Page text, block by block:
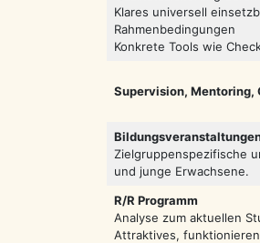
Klares universell
Rahmenbedingungen
Konkrete Tools wie
Supervision, Mentoring,
Zielgruppenspezifische
und junge Erwachsene.
R/R Programm
Analyse zum aktuellen
Attraktives,